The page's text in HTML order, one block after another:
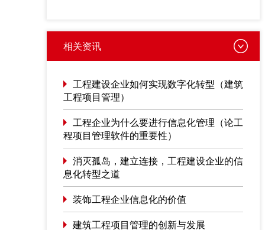
相关资讯
工程建设企业如何实现数字化转型（建筑
工程项目管理）
工程企业为什么要进行信息化管理（论工
程项目管理软件的重要性）
消灭孤岛，建立连接，工程建设企业的信
息化转型之道
装饰工程企业信息化的价值
建筑工程项目管理的创新与发展